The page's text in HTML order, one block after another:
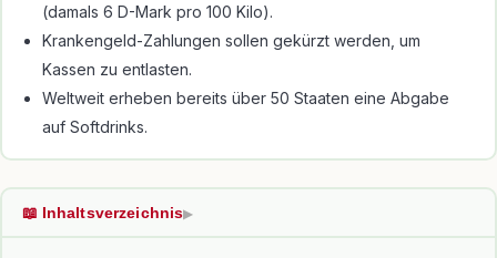
(damals 6 D-Mark pro 100 Kilo).
Krankengeld-Zahlungen sollen gekürzt werden, um
Kassen zu entlasten.
Weltweit erheben bereits über 50 Staaten eine Abgabe
auf Softdrinks.
📖 Inhaltsverzeichnis▶